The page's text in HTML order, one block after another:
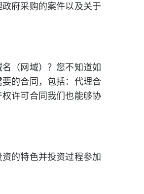
府采购的案件以及关于
（网域）？您不知道如
的合同，包括：代理合
许可合同我们也能够协
的特色并投资过程参加